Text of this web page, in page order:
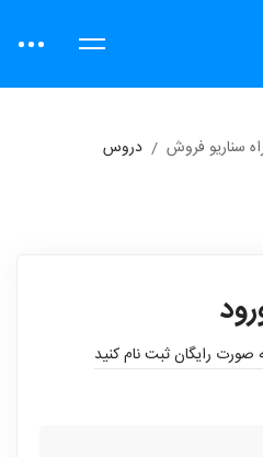
سناریو فروش
دروس
صورت رایگان ثبت نام کنید